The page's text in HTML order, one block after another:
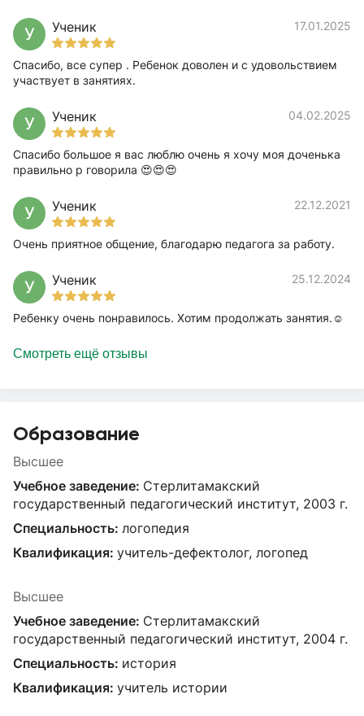
У Ученик 17.01.2025
Спасибо, все супер . Ребенок доволен и с удовольствием
участвует в занятиях.
У Ученик 04.02.2025
Спасибо большое я вас люблю очень я хочу моя доченька
правильно р говорила 😍😍😍
У Ученик 22.12.2021
Очень приятное общение, благодарю педагога за работу.
У Ученик 25.12.2024
Ребенку очень понравилось. Хотим продолжать занятия.☺️
Смотреть ещё отзывы
Образование
Высшее
Учебное заведение: Стерлитамакский
государственный педагогический институт, 2003 г.
Специальность: логопедия
Квалификация: учитель-дефектолог, логопед
Высшее
Учебное заведение: Стерлитамакский
государственный педагогический институт, 2004 г.
Специальность: история
Квалификация: учитель истории